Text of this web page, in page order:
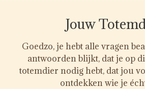
Jouw
Goedzo, je hebt alle vragen
antwoorden blijkt, dat je op
totemdier nodig hebt, dat jou
ontdekken wie je